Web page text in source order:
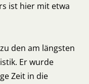
ist hier mit etwa
den am längsten
Er wurde
Zeit in die